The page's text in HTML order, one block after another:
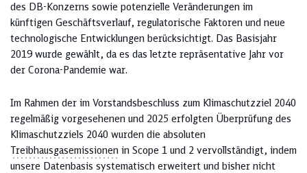
des DB-Konzerns sowie potenzielle Veränderungen im
künftigen Geschäftsverlauf, regulatorische Faktoren und neue
technologische Entwicklungen berücksichtigt. Das Basisjahr
2019 wurde gewählt, da es das letzte repräsentative Jahr vor
der Corona-Pandemie war.
Im Rahmen der im Vorstandsbeschluss zum Klimaschutzziel 2040
regelmäßig vorgesehenen und 2025 erfolgten Überprüfung des
Klimaschutzziels 2040 wurden die absoluten
Treibhausgasemissionen in Scope 1 und 2 vervollständigt, indem
unsere Datenbasis systematisch erweitert und bisher nicht